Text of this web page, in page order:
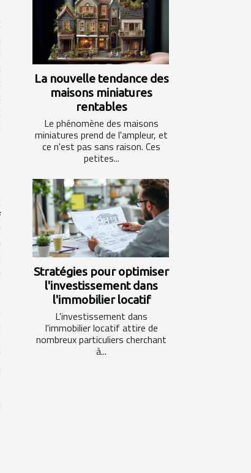
La nouvelle tendance des
maisons miniatures
rentables
Le phénomène des maisons
miniatures prend de l'ampleur, et
ce n'est pas sans raison. Ces
petites...
Stratégies pour optimiser
l'investissement dans
l'immobilier locatif
L'investissement dans
l'immobilier locatif attire de
nombreux particuliers cherchant
à...